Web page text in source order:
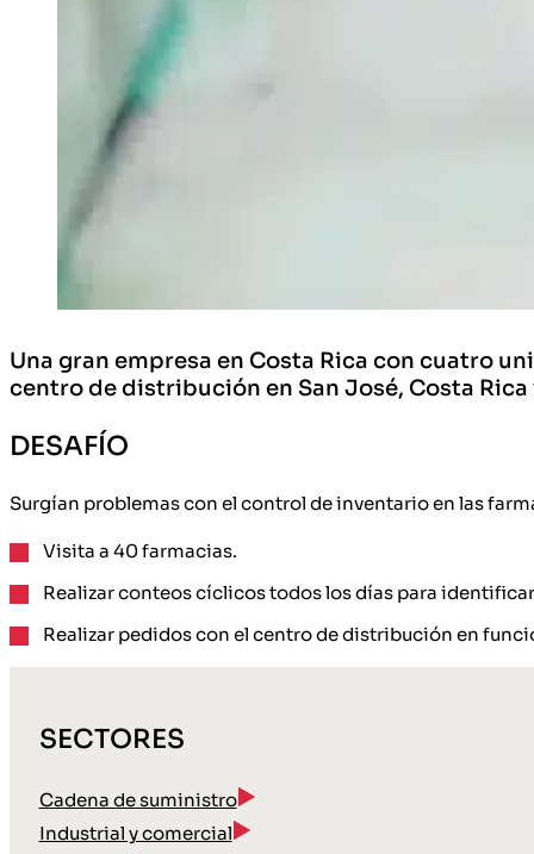
Una gran empresa en Costa Rica con cuatro
centro de distribución en San José, Costa
DESAFÍO
Surgían problemas con el control de inventario en las
Visita a 40 farmacias.
Realizar conteos cíclicos todos los días para
Realizar pedidos con el centro de distribución en
SECTORES
Cadena de suministro
Industrial y comercial